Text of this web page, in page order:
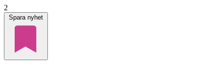
2
Spara nyhet